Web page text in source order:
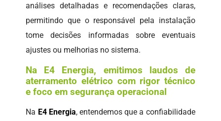
análises detalhadas e recomendações claras,
permitindo que o responsável pela instalação
tome decisões informadas sobre eventuais
ajustes ou melhorias no sistema.
Na E4 Energia, emitimos laudos de
aterramento elétrico com rigor técnico
e foco em segurança operacional
Na E4 Energia, entendemos que a confiabilidade